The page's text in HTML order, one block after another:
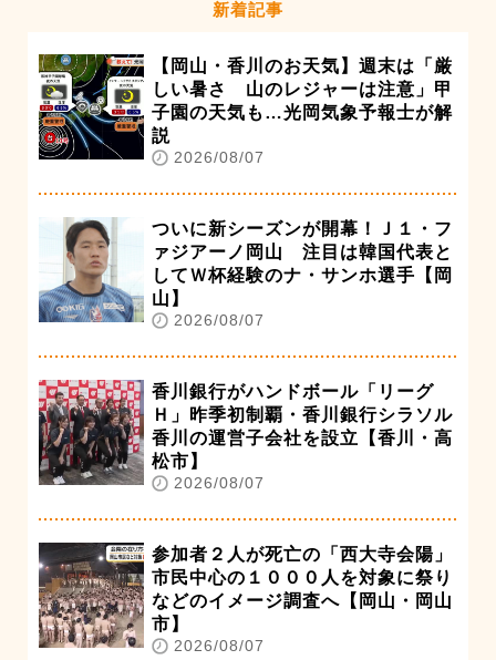
新着記事
【岡山・香川のお天気】週末は「厳
しい暑さ 山のレジャーは注意」甲
子園の天気も…光岡気象予報士が解
説
2026/08/07
ついに新シーズンが開幕！Ｊ１・フ
ァジアーノ岡山 注目は韓国代表と
してＷ杯経験のナ・サンホ選手【岡
山】
2026/08/07
香川銀行がハンドボール「リーグ
Ｈ」昨季初制覇・香川銀行シラソル
香川の運営子会社を設立【香川・高
松市】
2026/08/07
参加者２人が死亡の「西大寺会陽」
市民中心の１０００人を対象に祭り
などのイメージ調査へ【岡山・岡山
市】
2026/08/07